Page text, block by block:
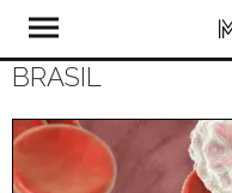
BRASIL